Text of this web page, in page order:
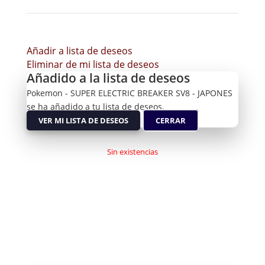
Añadir a lista de deseos
Eliminar de mi lista de deseos
Añadido a la lista de deseos
Pokemon - SUPER ELECTRIC BREAKER SV8 - JAPONES
se ha añadido a tu lista de deseos.
VER MI LISTA DE DESEOS CERRAR
Sin existencias